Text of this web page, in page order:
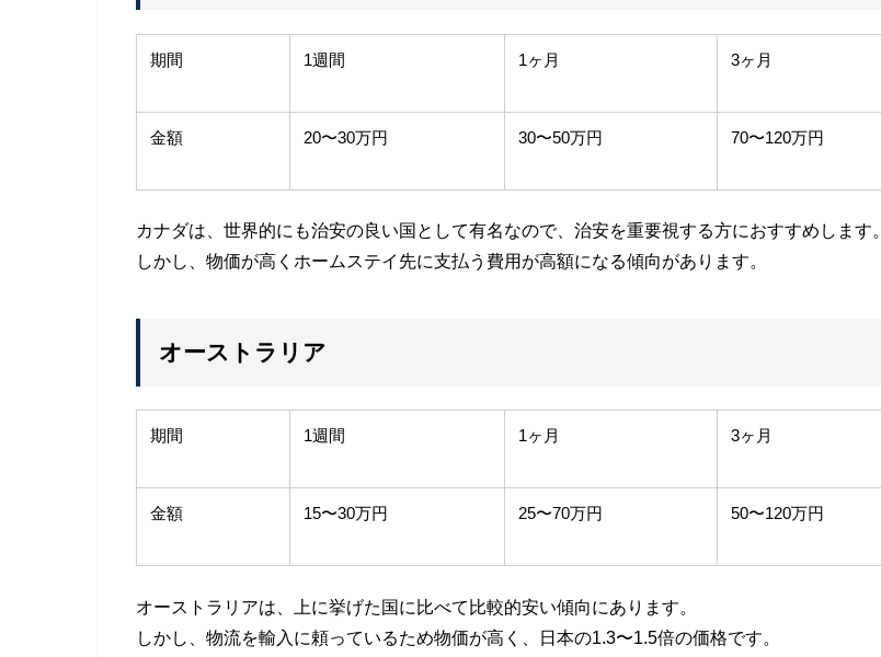
期間 1週間 1ヶ月 3ヶ月
金額 20〜30万円 30〜50万円 70〜120万円
カナダは、世界的にも治安の良い国として有名なので、治安を重要視する方におすすめします。
しかし、物価が高くホームステイ先に支払う費用が高額になる傾向があります。
オーストラリア
期間 1週間 1ヶ月 3ヶ月
金額 15〜30万円 25〜70万円 50〜120万円
オーストラリアは、上に挙げた国に比べて比較的安い傾向にあります。
しかし、物流を輸入に頼っているため物価が高く、日本の1.3〜1.5倍の価格です。